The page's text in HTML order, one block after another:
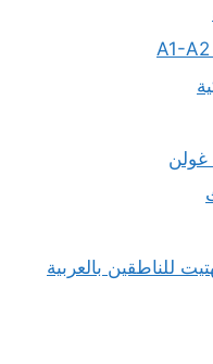
غولن
للناطقين بالعربية